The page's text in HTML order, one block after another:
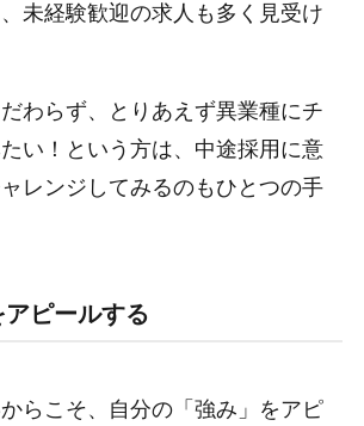
未経験歓迎の求人も多く見受け
わらず、とりあえず異業種にチ
い！という方は、中途採用に意
レンジしてみるのもひとつの手
ピールする
らこそ、自分の「強み」をアピ